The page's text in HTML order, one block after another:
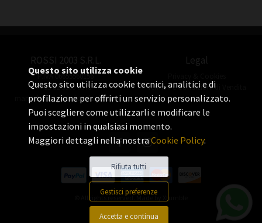
ROSSI 2003 S.R.L.
P.IVA 06655560156
+39 02 3360 8378
manuel.rossi@rossiorologi.com
Legal
Termini e Condizioni di Vendita
© All rights reserved. Made by
Questo sito utilizza cookie
Questo sito utilizza cookie tecnici, analitici e di
profilazione per offrirti un servizio personalizzato.
Puoi scegliere come utilizzarli e modificare le
impostazioni in qualsiasi momento.
Maggiori dettagli nella nostraCookie Policy.
Rifiuta tutti
Gestisci preferenze
Accetta e continua